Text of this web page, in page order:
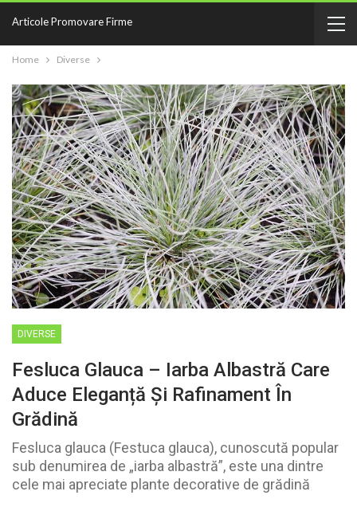
Articole Promovare Firme
Home Diverse
DIVERSE
Fesluca Glauca – Iarba Albastră Care
Aduce Eleganță Și Rafinament În
Grădină
Fesluca glauca (Festuca glauca), cunoscută popular
sub denumirea de „iarba albastră”, este una dintre
cele mai apreciate plante decorative de grădină